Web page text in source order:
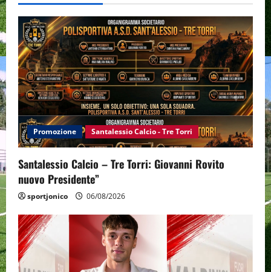
Promozione Santalessio Calcio - Tre Torri
Santalessio Calcio – Tre Torri: Giovanni Rovito
nuovo Presidente”
sportjonico 06/08/2026